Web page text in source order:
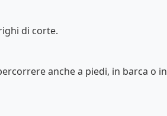
di corte.
anche a piedi, in barca o in